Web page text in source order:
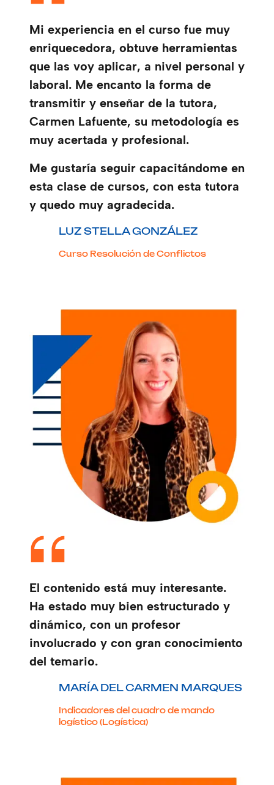
Mi experiencia en el curso fue muy
enriquecedora, obtuve herramientas
que las voy aplicar, a nivel personal y
laboral. Me encanto la forma de
transmitir y enseñar de la tutora,
Carmen Lafuente, su metodología es
muy acertada y profesional.
Me gustaría seguir capacitándome en
esta clase de cursos, con esta tutora
y quedo muy agradecida.
LUZ STELLA GONZÁLEZ
Curso Resolución de Conflictos
El contenido está muy interesante.
Ha estado muy bien estructurado y
dinámico, con un profesor
involucrado y con gran conocimiento
del temario.
MARÍA DEL CARMEN MARQUES
Indicadores del cuadro de mando
logístico (Logística)